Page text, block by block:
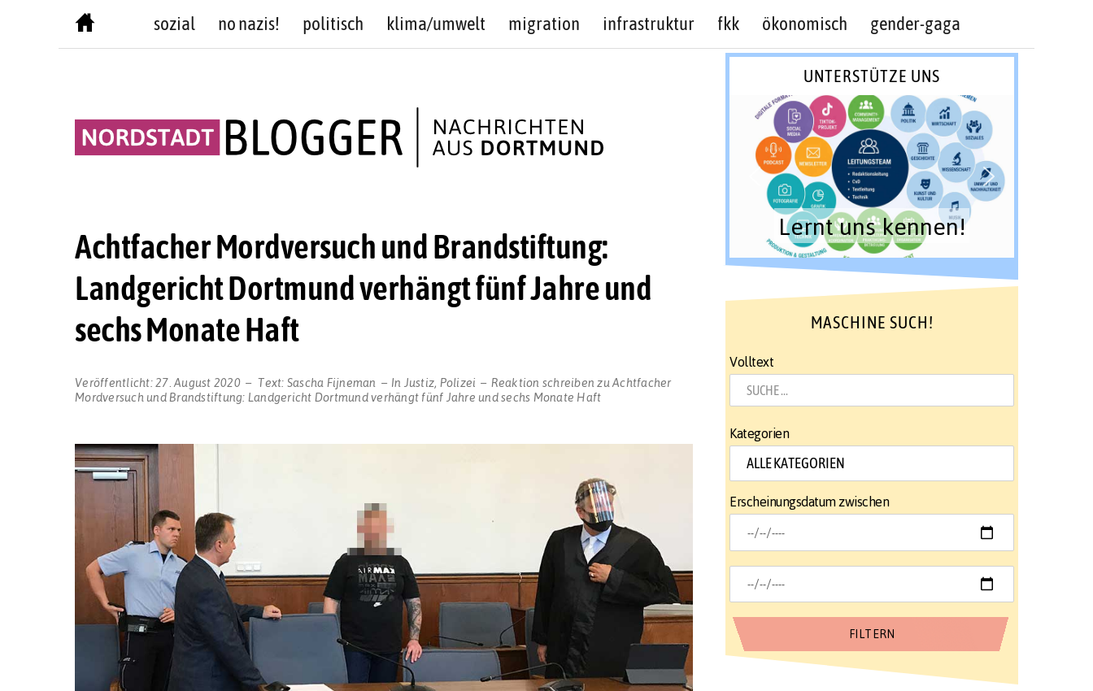
sozial no nazis! politisch klima/umwelt migration infrastruktur fkk ökonomisch gender-gaga
Achtfacher Mordversuch und Brandstiftung:
Landgericht Dortmund verhängt fünf Jahre und
sechs Monate Haft
Veröffentlicht: 27. August 2020 Text: Sascha Fijneman In Justiz Polizei Reaktion schreiben zu Achtfacher
Mordversuch und Brandstiftung: Landgericht Dortmund verhängt fünf Jahre und sechs Monate Haft
UNTERSTÜTZE UNS
Lernt uns kennen!
MASCHINE SUCH!
Volltext
Kategorien
Erscheinungsdatum zwischen